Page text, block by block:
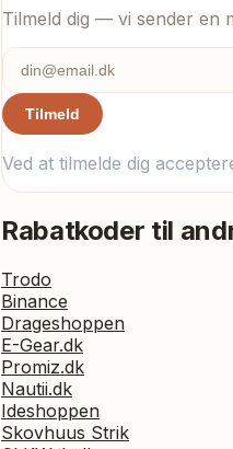
Tilmeld dig — vi sender en
Tilmeld
Ved at tilmelde dig
Rabatkoder til
Trodo
Binance
Drageshoppen
E-Gear.dk
Promiz.dk
Nautii.dk
Ideshoppen
Skovhuus Strik